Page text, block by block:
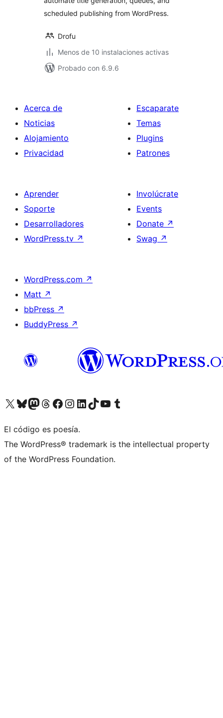
scheduled publishing from WordPress.
Drofu
Menos de 10 instalaciones activas
Probado con 6.9.6
Acerca de
Noticias
Alojamiento
Privacidad
Escaparate
Temas
Plugins
Patrones
Aprender
Soporte
Desarrolladores
WordPress.tv ↗
Involúcrate
Events
Donate ↗
Swag ↗
WordPress.com ↗
Matt ↗
bbPress ↗
BuddyPress ↗
Visit our X (formerly Twitter) account
Visit our Bluesky account
Visit our Mastodon account
Visit our Threads account
Visita nuestra página de Facebook
Visita nuestra cuenta de Instagram
Visita nuestra cuenta de LinkedIn
Visit our TikTok account
Visita nuestro canal de YouTube
Visit our Tumblr account
El código es poesía.
The WordPress® trademark is the intellectual property
of the WordPress Foundation.